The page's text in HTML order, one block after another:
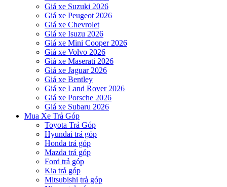
Giá xe Suzuki 2026
Giá xe Peugeot 2026
Giá xe Chevrolet
Giá xe Isuzu 2026
Giá xe Mini Cooper 2026
Giá xe Volvo 2026
Giá xe Maserati 2026
Giá xe Jaguar 2026
Giá xe Bentley
Giá xe Land Rover 2026
Giá xe Porsche 2026
Giá xe Subaru 2026
Mua Xe Trả Góp
Toyota Trả Góp
Hyundai trả góp
Honda trả góp
Mazda trả góp
Ford trả góp
Kia trả góp
Mitsubishi trả góp